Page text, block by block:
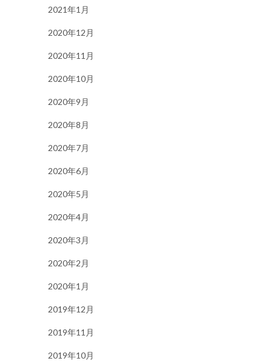
2021年1月
2020年12月
2020年11月
2020年10月
2020年9月
2020年8月
2020年7月
2020年6月
2020年5月
2020年4月
2020年3月
2020年2月
2020年1月
2019年12月
2019年11月
2019年10月